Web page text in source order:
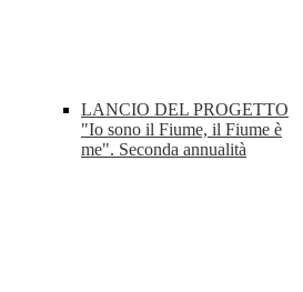
LANCIO DEL PROGETTO
"Io sono il Fiume, il Fiume è
me". Seconda annualità